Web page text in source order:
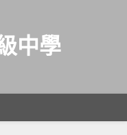
中學